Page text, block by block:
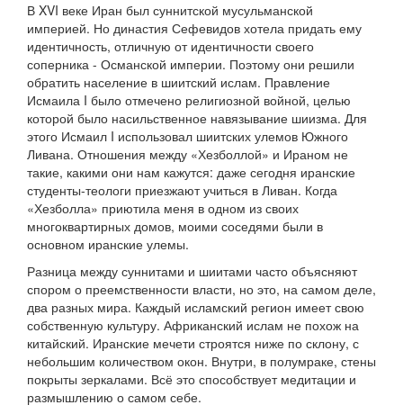
В XVI веке Иран был суннитской мусульманской
империей. Но династия Сефевидов хотела придать ему
идентичность, отличную от идентичности своего
соперника - Османской империи. Поэтому они решили
обратить население в шиитский ислам. Правление
Исмаила I было отмечено религиозной войной, целью
которой было насильственное навязывание шиизма. Для
этого Исмаил I использовал шиитских улемов Южного
Ливана. Отношения между «Хезболлой» и Ираном не
такие, какими они нам кажутся: даже сегодня иранские
студенты-теологи приезжают учиться в Ливан. Когда
«Хезболла» приютила меня в одном из своих
многоквартирных домов, моими соседями были в
основном иранские улемы.
Разница между суннитами и шиитами часто объясняют
спором о преемственности власти, но это, на самом деле,
два разных мира. Каждый исламский регион имеет свою
собственную культуру. Африканский ислам не похож на
китайский. Иранские мечети строятся ниже по склону, с
небольшим количеством окон. Внутри, в полумраке, стены
покрыты зеркалами. Всё это способствует медитации и
размышлению о самом себе.